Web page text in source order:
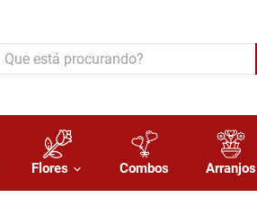
Flores Combos Arranjos